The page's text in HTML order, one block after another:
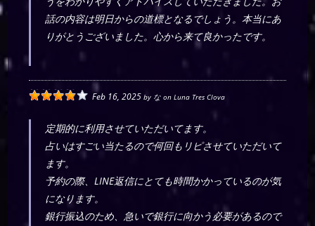
話の内容は明日からの道標となるでしょう。本当にあ
りがとうございました。心から来て良かったです。
Feb 16, 2025 by な onLuna Tres Clova
定期的に利用させていただいてます。
占いはすごい当たるので何回もリピさせていただいて
ます。
予約の際、LINE返信にとても時間かかっているのが気
になります。
銀行振込のため、急いで銀行に向かう必要があるので